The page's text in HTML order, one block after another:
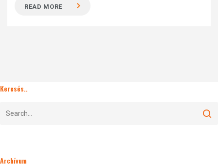
READ MORE
Keresés..
Archívum